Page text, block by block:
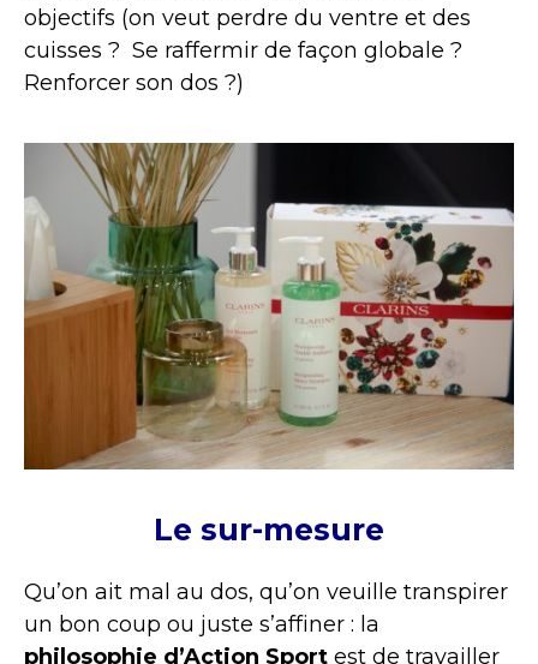
objectifs (on veut perdre du ventre et des
cuisses ? Se raffermir de façon globale ?
Renforcer son dos ?)
Le sur-mesure
Qu’on ait mal au dos, qu’on veuille transpirer
un bon coup ou juste s’affiner : la
philosophie d’Action Sport est de travailler